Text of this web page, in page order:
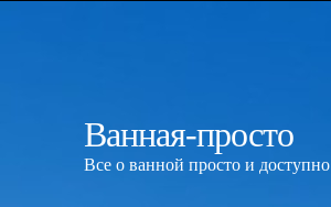
Ванная-просто
Все о ванной просто и доступно